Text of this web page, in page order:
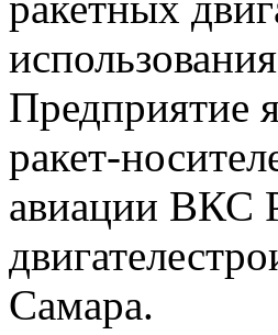
Предприятие
ракет-
авиации ВКС
Самара.